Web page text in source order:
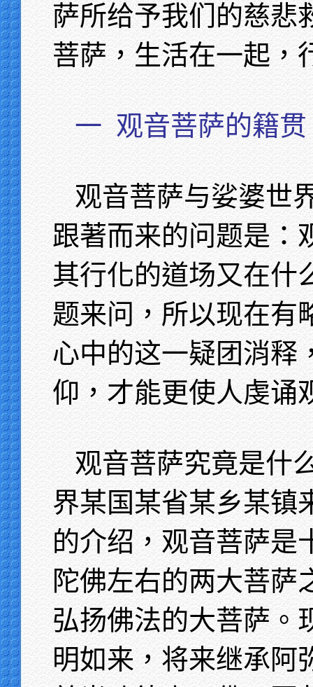
萨所给予我们的慈悲
菩萨，生活在一起，
一 观音菩萨的籍贯
观音菩萨与娑婆世
跟著而来的问题是：
其行化的道场又在什
题来问，所以现在有
心中的这一疑团消释
仰，才能更使人虔诵
观音菩萨究竟是什
界某国某省某乡某镇
的介绍，观音菩萨是
陀佛左右的两大菩萨
弘扬佛法的大菩萨。
明如来，将来继承阿